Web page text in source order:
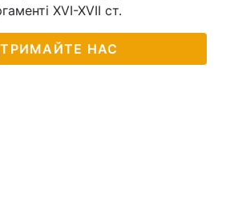
XVI-XVII ст.
НАС